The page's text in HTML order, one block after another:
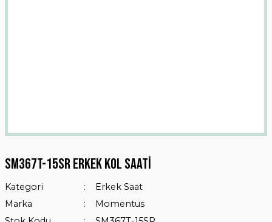
Sm367t-15sr Erkek Kol Saati
Kategori
Erkek Saat
Marka
Momentus